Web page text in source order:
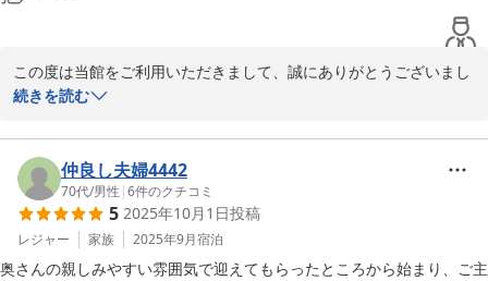
す。
この度は当館をご利用いただきまして、誠にありがとうございまし
た。
館内設備においては、条件・注意事項の欄にも記載しております通
り階段が急になっておりますので、女性のお客様やご年配のお客様
にはご不便をお掛けしている次第でございます。
出来る限り、ごゆっくりとお過ごしいただけるよう今後も考えてま
いりたいと思います。
またのご来館を心よりお待ちしております。
続きを読む
仲良し夫婦4442
70代/男性 |6件のクチコミ
5 2025年10月1日投稿
レジャー 家族 2025年9月宿泊
奥さんの親しみやすい雰囲気で迎えてもらったところから始まり、ご主